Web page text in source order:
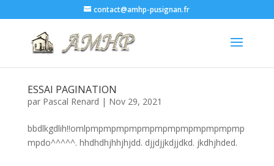
contact@amhp-pusignan.fr
ESSAI PAGINATION
par Pascal Renard | Nov 29, 2021
bbdlkgdlih!!omlpmpmpmpmpmpmpmpmpmpmpmpmp
mpdo^^^^^. hhdhdhjhhjhjdd. djjdjjkdjjdkd. jkdhjhded.